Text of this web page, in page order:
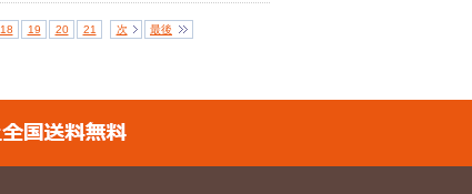
18 19 20 21 次 最後